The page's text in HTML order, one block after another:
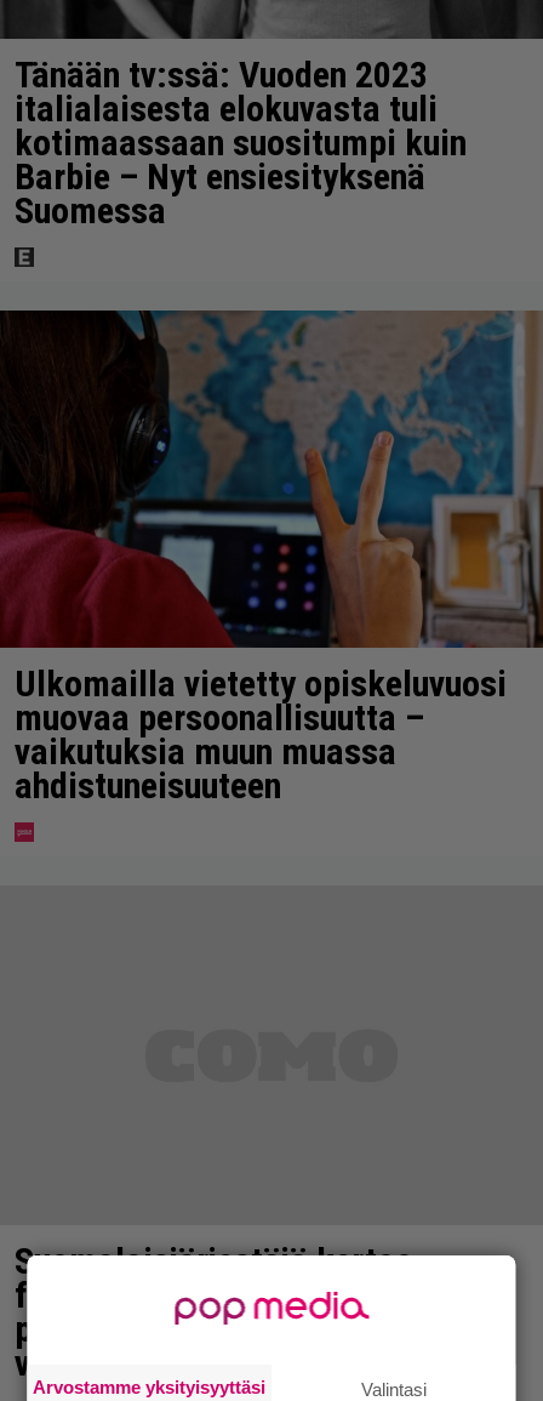
Tänään tv:ssä: Vuoden 2023
italialaisesta elokuvasta tuli
kotimaassaan suositumpi kuin
Barbie – Nyt ensiesityksenä
Suomessa
Ulkomailla vietetty opiskeluvuosi
muovaa persoonallisuutta –
vaikutuksia muun muassa
ahdistuneisuuteen
Suomalaisjärjestäjä kertoo
festareista: Tämä oli erikoisin
pyyntö takahuoneeseen tänä
vuonna
Arvostamme yksityisyyttäsi Valintasi